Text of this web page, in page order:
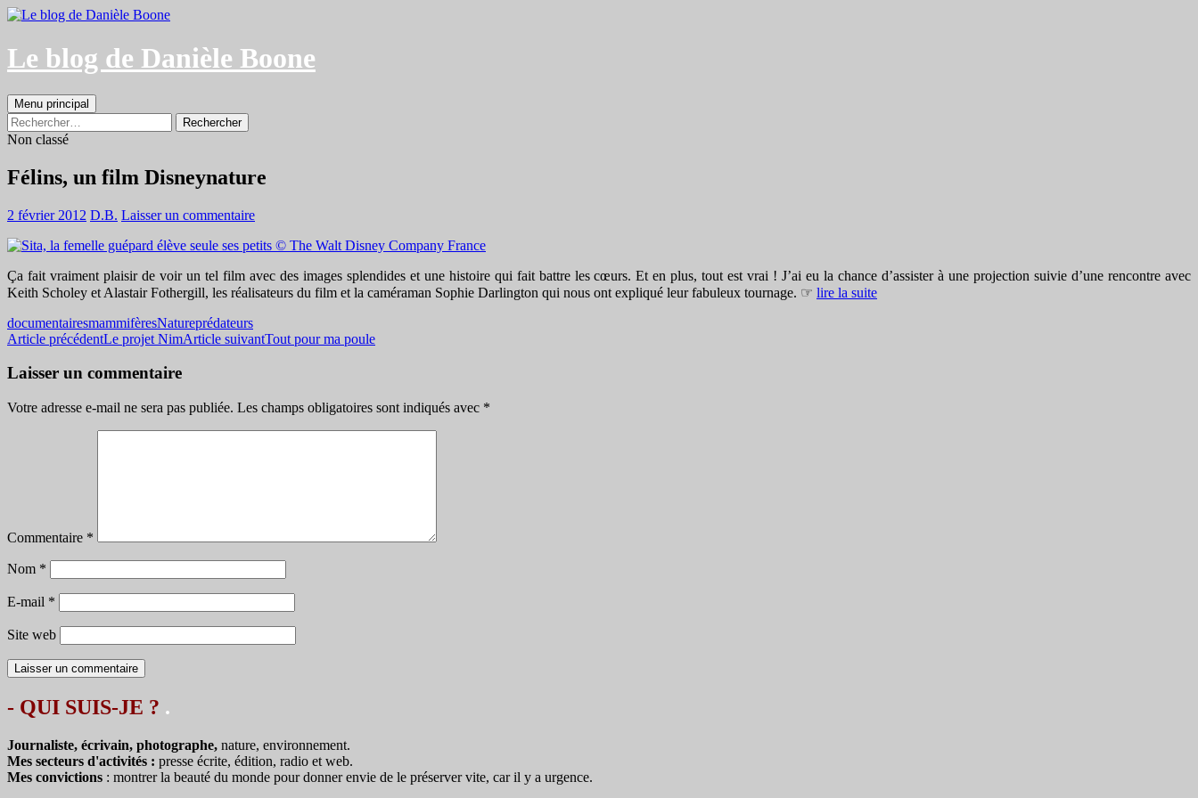
Aller
contenu
Le blog de Danièle Boone
Recherche
Menu principal
Rechercher :
Non classé
Félins, un film Disneynature
2 février 2012 D.B. Laisser un commentaire
Ça fait vraiment plaisir de voir un tel film avec des images splendides et une histoire qui fait battre les cœurs. Et en plus, tout est vrai ! J’ai eu la chance d’assister à une projection suivie d’une rencontre avec
Keith Scholey et Alastair Fothergill, les réalisateurs du film et la caméraman Sophie Darlington qui nous ont expliqué leur fabuleux tournage. ☞ lire la suite
documentairesmammifèresNatureprédateurs
Navigation
des
Article précédentLe projet NimArticle suivantTout pour ma poule
Laisser un commentaire
Votre adresse e-mail ne sera pas publiée. Les champs obligatoires sont indiqués avec *
Commentaire *
Nom *
E-mail *
Site web
- QUI SUIS-JE ? .
Journaliste, écrivain, photographe, nature, environnement.
Mes secteurs d'activités : presse écrite, édition, radio et web.
Mes convictions : montrer la beauté du monde pour donner envie de le préserver vite, car il y a urgence.